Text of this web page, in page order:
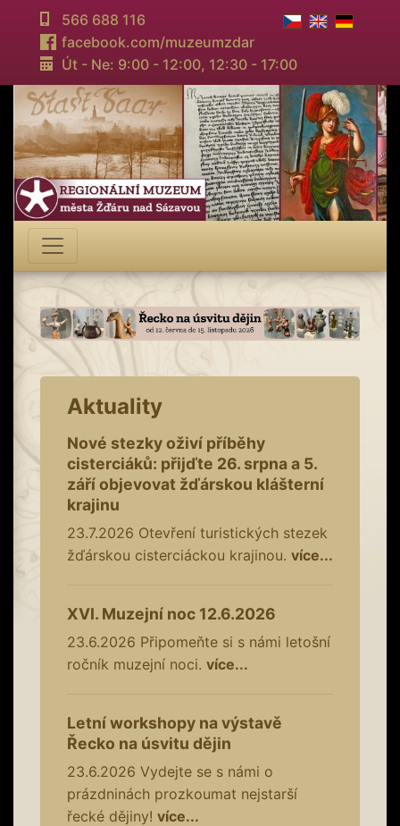
566 688 116
facebook.com/muzeumzdar
Út - Ne: 9:00 - 12:00, 12:30 - 17:00
Aktuality
Nové stezky oživí příběhy
cisterciáků: přijďte 26. srpna a 5.
září objevovat žďárskou klášterní
krajinu
23.7.2026 Otevření turistických stezek
žďárskou cisterciáckou krajinou. více...
XVI. Muzejní noc 12.6.2026
23.6.2026 Připomeňte si s námi letošní
ročník muzejní noci. více...
Letní workshopy na výstavě
Řecko na úsvitu dějin
23.6.2026 Vydejte se s námi o
prázdninách prozkoumat nejstarší
řecké dějiny! více...